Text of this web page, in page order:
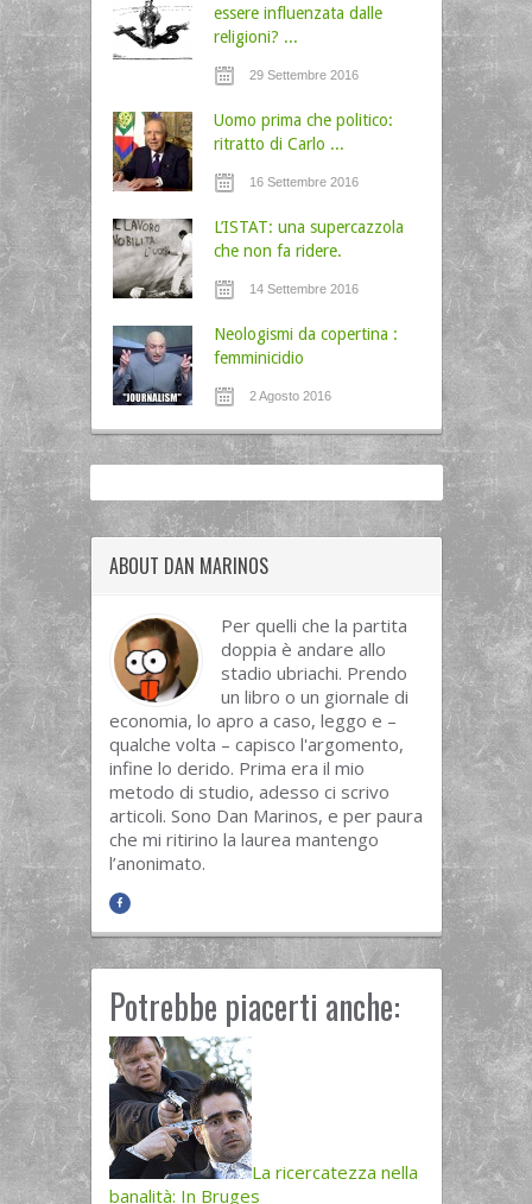
essere influenzata dalle
religioni? ...
29 Settembre 2016
Uomo prima che politico:
ritratto di Carlo ...
16 Settembre 2016
L’ISTAT: una supercazzola
che non fa ridere.
14 Settembre 2016
Neologismi da copertina :
femminicidio
2 Agosto 2016
ABOUT DAN MARINOS
Per quelli che la partita
doppia è andare allo
stadio ubriachi. Prendo
un libro o un giornale di
economia, lo apro a caso, leggo e –
qualche volta – capisco l'argomento,
infine lo derido. Prima era il mio
metodo di studio, adesso ci scrivo
articoli. Sono Dan Marinos, e per paura
che mi ritirino la laurea mantengo
l’anonimato.
Potrebbe piacerti anche:
La ricercatezza nella
banalità: In Bruges